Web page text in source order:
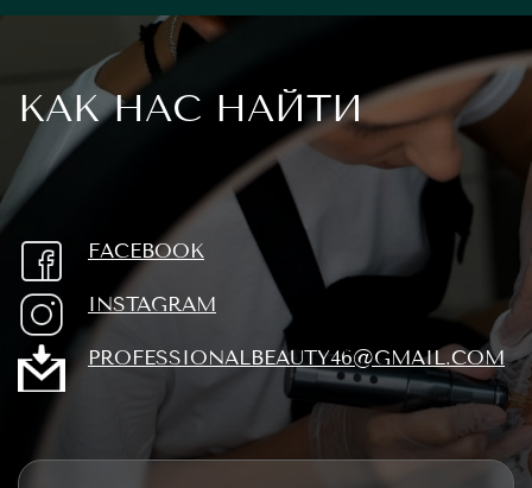
КАК НАС НАЙТИ
FACEBOOK
INSTAGRAM
PROFESSIONALBEAUTY46@GMAIL.COM